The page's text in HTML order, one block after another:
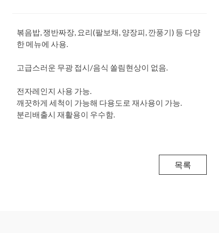
볶음밥, 쟁반짜장, 요리(팔보채, 양장피, 깐풍기) 등 다양
한 메뉴에 사용.
고급스러운 무광 접시/음식 쏠림현상이 없음.
전자레인지 사용 가능.
깨끗하게 세척이 가능해 다용도로 재사용이 가능.
분리배출시 재활용이 우수함.
목록